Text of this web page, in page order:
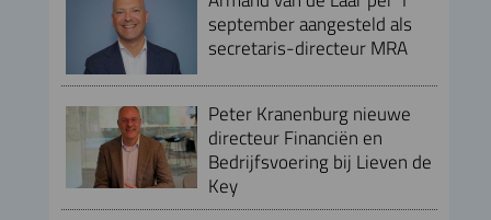
september aangesteld als
secretaris-directeur MRA
Peter Kranenburg nieuwe
directeur Financiën en
Bedrijfsvoering bij Lieven de
Key